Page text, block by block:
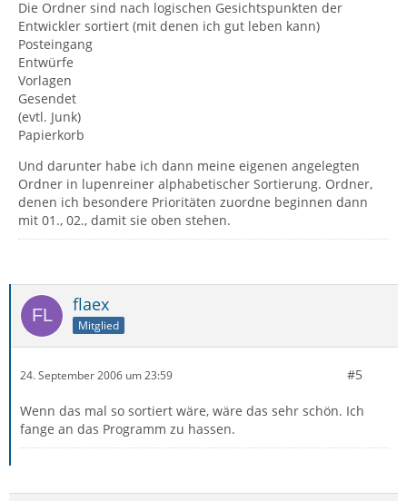
Die Ordner sind nach logischen Gesichtspunkten der
Entwickler sortiert (mit denen ich gut leben kann)
Posteingang
Entwürfe
Vorlagen
Gesendet
(evtl. Junk)
Papierkorb
Und darunter habe ich dann meine eigenen angelegten
Ordner in lupenreiner alphabetischer Sortierung. Ordner,
denen ich besondere Prioritäten zuordne beginnen dann
mit 01., 02., damit sie oben stehen.
flaex
Mitglied
24. September 2006 um 23:59 #5
Wenn das mal so sortiert wäre, wäre das sehr schön. Ich
fange an das Programm zu hassen.